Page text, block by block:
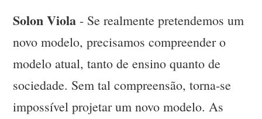
Solon Viola - Se realmente pretendemos um
novo modelo, precisamos compreender o
modelo atual, tanto de ensino quanto de
sociedade. Sem tal compreensão, torna-se
impossível projetar um novo modelo. As